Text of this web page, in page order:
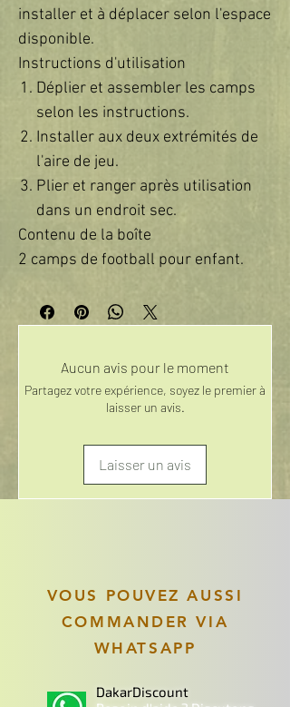
installer et à déplacer selon l'espace
disponible.
Instructions d'utilisation
Déplier et assembler les camps
selon les instructions.
Installer aux deux extrémités de
l'aire de jeu.
Plier et ranger après utilisation
dans un endroit sec.
Contenu de la boîte
2 camps de football pour enfant.
Aucun avis pour le moment
Partagez votre expérience, soyez le premier à
laisser un avis.
Laisser un avis
VOUS POUVEZ AUSSI
COMMANDER VIA
WHATSAPP
DakarDiscount